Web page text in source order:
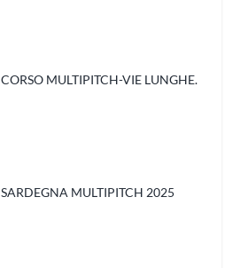
CORSO MULTIPITCH-VIE LUNGHE.
SARDEGNA MULTIPITCH 2025